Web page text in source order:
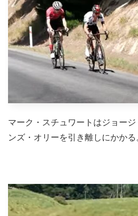
マーク・スチュワートはジョー
ンズ・オリーを引き離しにかかる